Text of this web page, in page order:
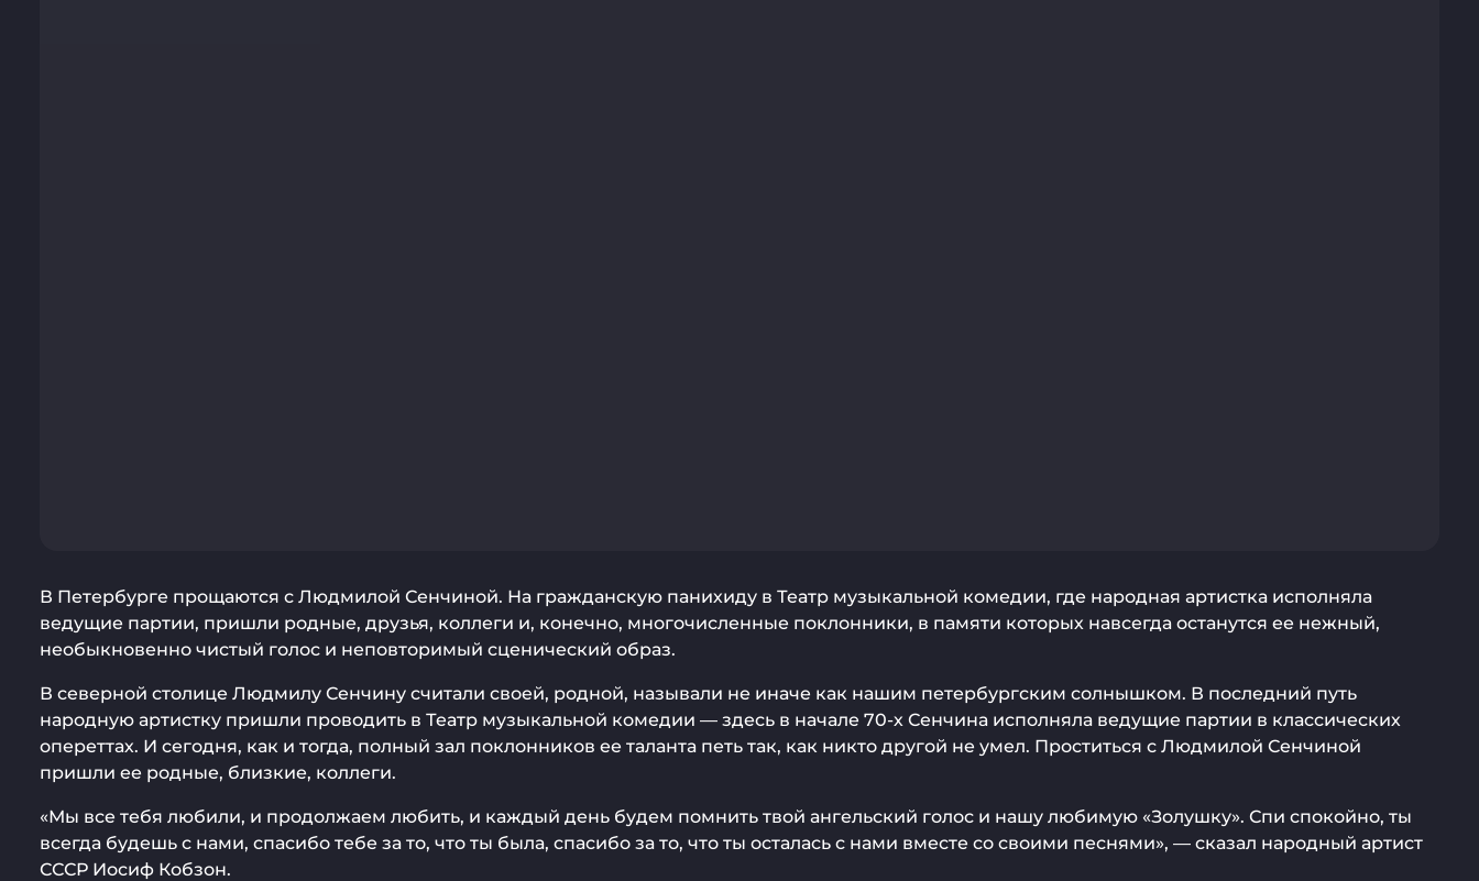
В Петербурге прощаются с Людмилой Сенчиной. На гражданскую панихиду в Театр музыкальной комедии, где народная артистка исполняла
ведущие партии, пришли родные, друзья, коллеги и, конечно, многочисленные поклонники, в памяти которых навсегда останутся ее нежный,
необыкновенно чистый голос и неповторимый сценический образ.
В северной столице Людмилу Сенчину считали своей, родной, называли не иначе как нашим петербургским солнышком. В последний путь
народную артистку пришли проводить в Театр музыкальной комедии — здесь в начале 70-х Сенчина исполняла ведущие партии в классических
опереттах. И сегодня, как и тогда, полный зал поклонников ее таланта петь так, как никто другой не умел. Проститься с Людмилой Сенчиной
пришли ее родные, близкие, коллеги.
«Мы все тебя любили, и продолжаем любить, и каждый день будем помнить твой ангельский голос и нашу любимую «Золушку». Спи спокойно, ты
всегда будешь с нами, спасибо тебе за то, что ты была, спасибо за то, что ты осталась с нами вместе со своими песнями», — сказал народный артист
СССР Иосиф Кобзон.